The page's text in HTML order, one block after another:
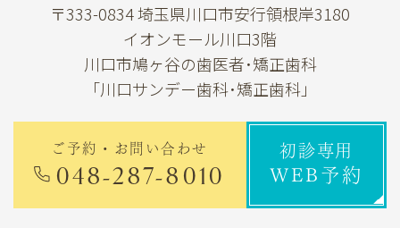
〒333-0834埼玉県川口市安行領根岸3180
イオンモール川口3階
川口市鳩ヶ谷の歯医者･矯正歯科
「川口サンデー歯科･矯正歯科」
ご予約・お問い合わせ
048-287-8010
初診専用
WEB予約